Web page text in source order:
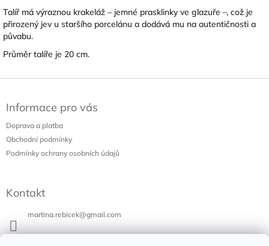
Talíř má výraznou krakeláž – jemné prasklinky ve glazuře –, což je
přirozený jev u staršího porcelánu a dodává mu na autentičnosti a
půvabu.
Průměr talíře je 20 cm.
Informace pro vás
Doprava a platba
Obchodní podmínky
Podmínky ochrany osobních údajů
Kontakt
martina.rebicek@gmail.com